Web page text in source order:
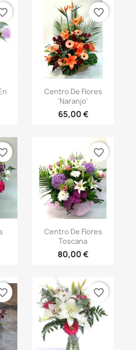
Vista rápida
Centro De Flores
'Naranjo'
65,00 €
favorite_border
Vista rápida
Centro De Flores
Toscana
80,00 €
favorite_border
favorite_border